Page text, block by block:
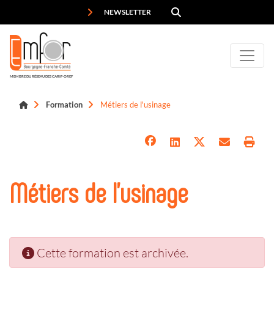
NEWSLETTER
MEMBRE DU RÉSEAU DES CARIF-OREF
Formation Métiers de l'usinage
Métiers de l'usinage
Cette formation est archivée.
Panneau de gestion des cookies